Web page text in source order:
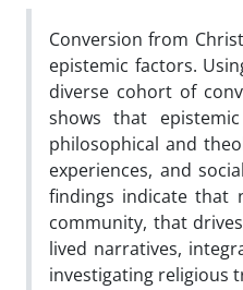
Conversion from
epistemic factors.
diverse cohort of
shows that
philosophical and
experiences, and
findings indicate that
community, that
lived narratives,
investigating religious